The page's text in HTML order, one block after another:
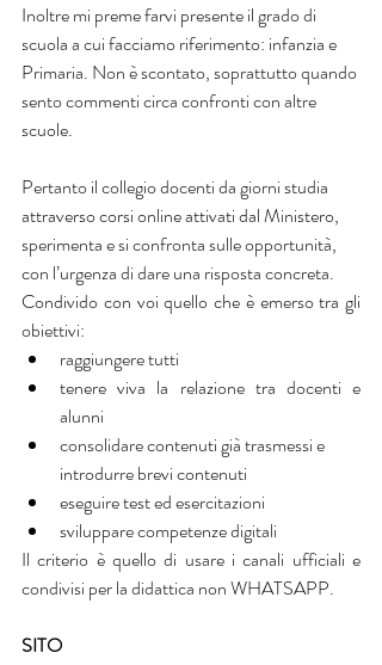
Inoltre mi preme farvi presente il grado di
scuola a cui facciamo riferimento: infanzia e
Primaria. Non è scontato, soprattutto quando
sento commenti circa confronti con altre
scuole.
Pertanto il collegio docenti da giorni studia
attraverso corsi online attivati dal Ministero,
sperimenta e si confronta sulle opportunità,
con l’urgenza di dare una risposta concreta.
Condivido con voi quello che è emerso tra gli
obiettivi:
raggiungere tutti
tenere viva la relazione tra docenti e
alunni
consolidare contenuti già trasmessi e
introdurre brevi contenuti
eseguire test ed esercitazioni
sviluppare competenze digitali
Il criterio è quello di usare i canali ufficiali e
condivisi per la didattica non WHATSAPP.
SITO